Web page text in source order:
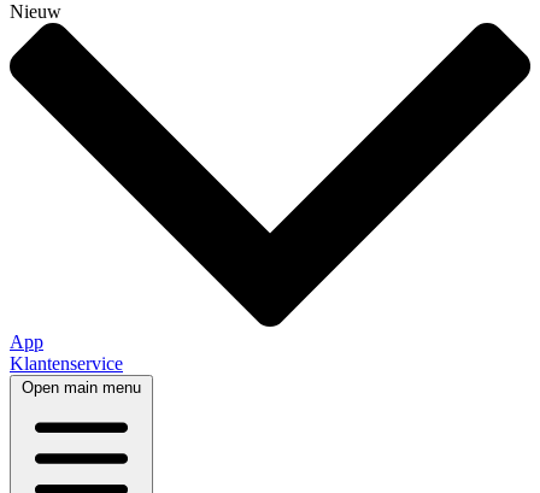
Nieuw
App
Klantenservice
Open main menu